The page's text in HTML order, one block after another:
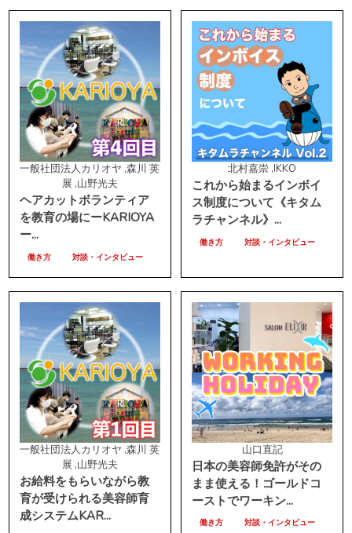
一般社団法人カリオヤ ,森川 英
展 ,山野光夫
ヘアカットボランティア
を教育の場にーKARIOYA
ー...
働き方 対談・インタビュー
北村嘉崇 ,IKKO
これから始まるインボイ
ス制度について《キタム
ラチャンネル》...
働き方 対談・インタビュー
一般社団法人カリオヤ ,森川 英
展 ,山野光夫
お給料をもらいながら教
育が受けられる美容師育
成システムKAR...
山口直記
日本の美容師免許がその
まま使える！ゴールドコ
ーストでワーキン...
働き方 対談・インタビュー